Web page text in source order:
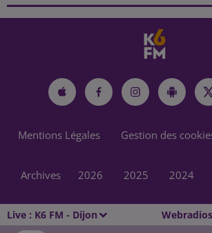
Live : K6 FM - Dijon Webradios
Mentions Légales Gestion des
Archives 2026 2025 2024